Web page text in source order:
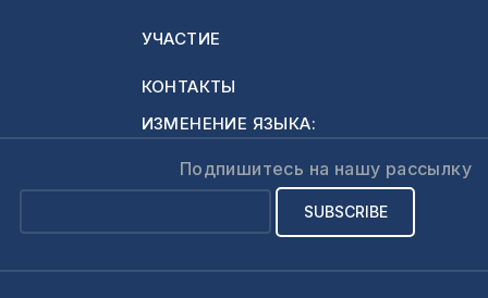
УЧАСТИЕ
КОНТАКТЫ
ИЗМЕНЕНИЕ ЯЗЫКА:
Подпишитесь на нашу рассылку